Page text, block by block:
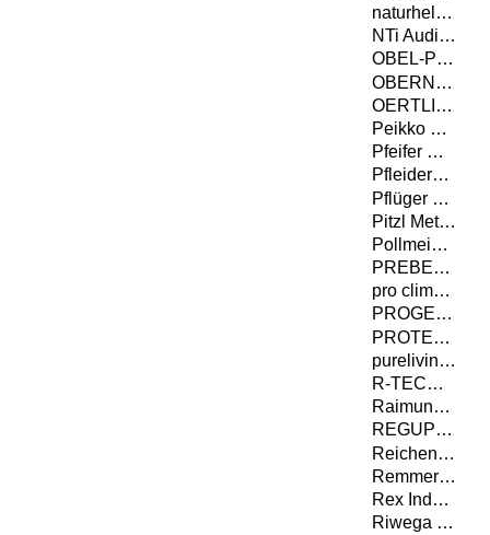
naturheld GmbH & Co. KG
NTi Audio AG
OBEL-P AUTOMATION A/S
OBERNDORFER Hybrid Systems GmbH
OERTLI Werkzeuge AG
Peikko Deutschland GmbH
Pfeifer Holding GmbH
Pfleiderer Deutschland GmbH
Pflüger TOB GmbH
Pitzl Metallbau GmbH & Co. KG
Pollmeier Massivholz GmbH & Co.KG
PREBENA Wilfried Bornemann GmbH & Co. KG
pro clima - MOLL bauökologische Produkte GmbH
PROGEO Monitoring GmbH & Co. KG
PROTEKTORWERK Florenz Maisch GmbH & Co.KG
purelivin GmbH
R-TECH Stahlbauges.m.b.H.
Raimund Beck KG, Wire-Staples-Company
REGUPOL BSW GmbH
Reichenbacher Hamuel GmbH
Remmers GmbH
Rex Industrie-Produkte Graf von Rex GmbH
Riwega GmbH